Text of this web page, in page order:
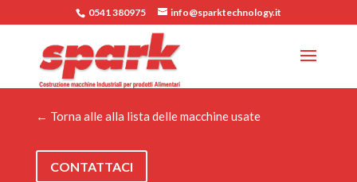
0541 380975 info@sparktechnology.it
← Torna alle alla lista delle macchine usate
CONTATTACI